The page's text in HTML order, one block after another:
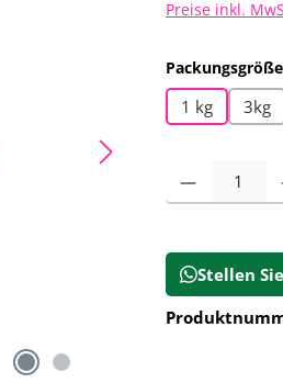
Preise inkl.
Packungsgröße
1 kg 3kg
Produkt
Stellen